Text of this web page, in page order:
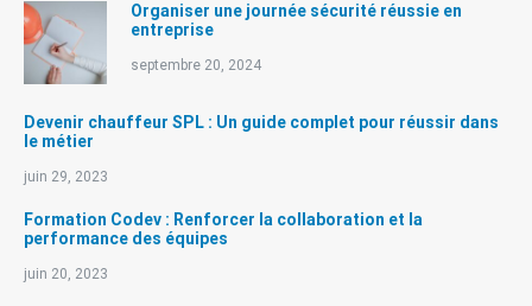
Organiser une journée sécurité réussie en
entreprise
septembre 20, 2024
Devenir chauffeur SPL : Un guide complet pour réussir dans
le métier
juin 29, 2023
Formation Codev : Renforcer la collaboration et la
performance des équipes
juin 20, 2023